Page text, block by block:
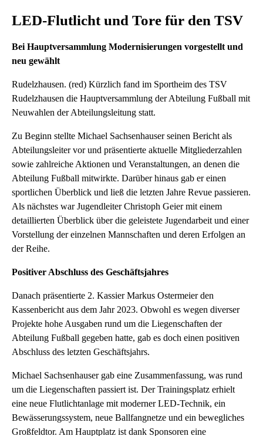
LED-Flutlicht und Tore für den TSV
Bei Hauptversammlung Modernisierungen vorgestellt und
neu gewählt
Rudelzhausen. (red) Kürzlich fand im Sportheim des TSV
Rudelzhausen die Hauptversammlung der Abteilung Fußball mit
Neuwahlen der Abteilungsleitung statt.
Zu Beginn stellte Michael Sachsenhauser seinen Bericht als
Abteilungsleiter vor und präsentierte aktuelle Mitgliederzahlen
sowie zahlreiche Aktionen und Veranstaltungen, an denen die
Abteilung Fußball mitwirkte. Darüber hinaus gab er einen
sportlichen Überblick und ließ die letzten Jahre Revue passieren.
Als nächstes war Jugendleiter Christoph Geier mit einem
detaillierten Überblick über die geleistete Jugendarbeit und einer
Vorstellung der einzelnen Mannschaften und deren Erfolgen an
der Reihe.
Positiver Abschluss des Geschäftsjahres
Danach präsentierte 2. Kassier Markus Ostermeier den
Kassenbericht aus dem Jahr 2023. Obwohl es wegen diverser
Projekte hohe Ausgaben rund um die Liegenschaften der
Abteilung Fußball gegeben hatte, gab es doch einen positiven
Abschluss des letzten Geschäftsjahrs.
Michael Sachsenhauser gab eine Zusammenfassung, was rund
um die Liegenschaften passiert ist. Der Trainingsplatz erhielt
eine neue Flutlichtanlage mit moderner LED-Technik, ein
Bewässerungssystem, neue Ballfangnetze und ein bewegliches
Großfeldtor. Am Hauptplatz ist dank Sponsoren eine